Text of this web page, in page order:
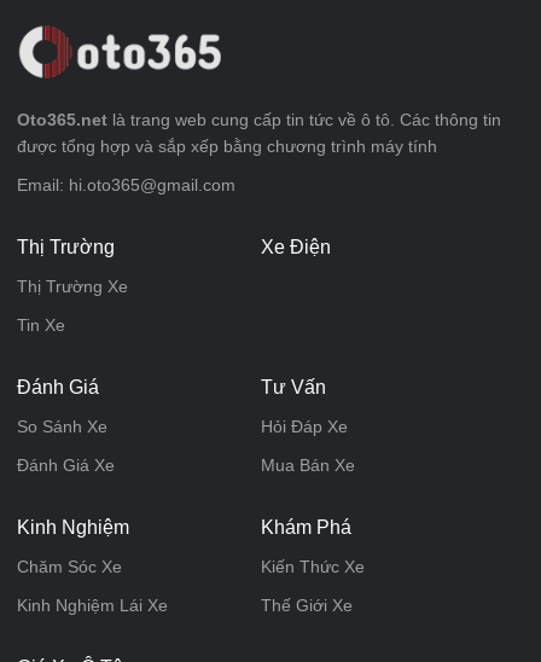
Oto365.net là trang web cung cấp tin tức về ô tô. Các thông tin
được tổng hợp và sắp xếp bằng chương trình máy tính
Email: hi.oto365@gmail.com
Thị Trường
Thị Trường Xe
Tin Xe
Xe Điện
Đánh Giá
So Sánh Xe
Đánh Giá Xe
Tư Vấn
Hỏi Đáp Xe
Mua Bán Xe
Kinh Nghiệm
Chăm Sóc Xe
Kinh Nghiệm Lái Xe
Khám Phá
Kiến Thức Xe
Thế Giới Xe